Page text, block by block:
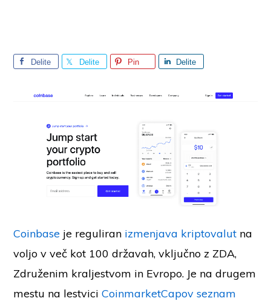
Delite Delite Pin Delite
Coinbase je reguliran izmenjava kriptovalut na
voljo v več kot 100 državah, vključno z ZDA,
Združenim kraljestvom in Evropo. Je na drugem
mestu na lestviciCoinmarketCapov seznam